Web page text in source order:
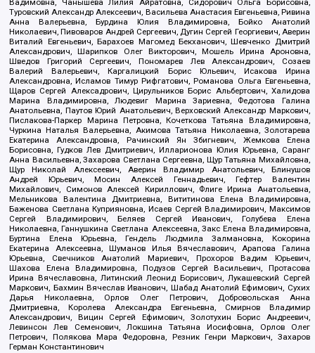
Вадимовна, Чанышева Лилия Айратовна, Сидорович Ольга Борисовна,
Туровский Александр Алексеевич, Васильева Анастасия Евгеньевна, Ривина
Анна Валерьевна, Бурдина Юлия Владимировна, Бойко Анатолий
Николаевич, Пивоваров Андрей Сергеевич, Дугин Сергей Георгиевич, Аверин
Виталий Евгеньевич, Барахоев Магомед Бекханович, Шевченко Дмитрий
Александрович, Шарипков Олег Викторович, Мошель Ирина Ароновна,
Шведов Григорий Сергеевич, Пономарев Лев Александрович, Созаев
Валерий Валерьевич, Каргалицкий Борис Юльевич, Исакова Ирина
Александровна, Исламов Тимур Рифгатович, Романова Ольга Евгеньевна,
Щаров Сергей Алексадрович, Цирульников Борис Альбертович, Халидова
Марина Владимировна, Людевиг Марина Зариевна, Федотова Галина
Анатольевна, Паутов Юрий Анатольевич, Верховский Александр Маркович,
Пислакова-Паркер Марина Петровна, Кочеткова Татьяна Владимировна,
Чуркина Наталья Валерьевна, Акимова Татьяна Николаевна, Золотарева
Екатерина Александровна, Рачинский Ян Збигневич, Жемкова Елена
Борисовна, Гудков Лев Дмитриевич, Илларионова Юлия Юрьевна, Саранг
Анна Васильевна, Захарова Светлана Сергеевна, Щур Татьяна Михайловна,
Щур Николай Алексеевич, Аверин Владимир Анатольевич, Блинушов
Андрей Юрьевич, Мосин Алексей Геннадьевич, Гефтер Валентин
Михайлович, Симонов Алексей Кириллович, Флиге Ирина Анатольевна,
Мельникова Валентина Дмитриевна, Вититинова Елена Владимировна,
Баженова Светлана Куприяновна, Исаев Сергей Владимирович, Максимов
Сергей Владимирович, Беляев Сергей Иванович, Голубева Елена
Николаевна, Ганнушкина Светлана Алексеевна, Закс Елена Владимировна,
Буртина Елена Юрьевна, Гендель Людмила Залмановна, Кокорина
Екатерина Алексеевна, Шуманов Илья Вячеславович, Арапова Галина
Юрьевна, Свечников Анатолий Мариевич, Прохоров Вадим Юрьевич,
Шахова Елена Владимировна, Подузов Сергей Васильевич, Протасова
Ирина Вячеславовна, Литинский Леонид Борисович, Лукашевский Сергей
Маркович, Бахмин Вячеслав Иванович, Шабад Анатолий Ефимович, Сухих
Дарья Николаевна, Орлов Олег Петрович, Добровольская Анна
Дмитриевна, Королева Александра Евгеньевна, Смирнов Владимир
Александрович, Вицин Сергей Ефимович, Золотухин Борис Андреевич,
Левинсон Лев Семенович, Локшина Татьяна Иосифовна, Орлов Олег
Петрович, Полякова Мара Федоровна, Резник Генри Маркович, Захаров
Герман Константинович